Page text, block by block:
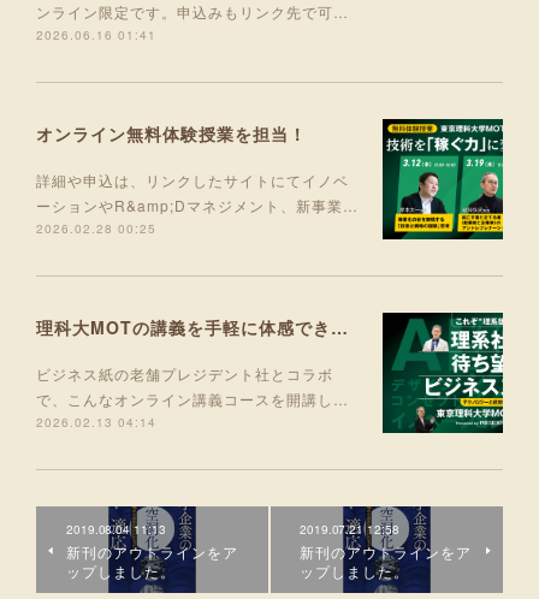
ンライン限定です。申込みもリンク先で可…
2026.06.16 01:41
オンライン無料体験授業を担当！
詳細や申込は、リンクしたサイトにてイノベ
ーションやR&amp;Dマネジメント、新事業…
2026.02.28 00:25
理科大MOTの講義を手軽に体感できる入門コース 5月より開講！
ビジネス紙の老舗プレジデント社とコラボ
で、こんなオンライン講義コースを開講し…
2026.02.13 04:14
2019.08.04 11:13
新刊のアウトラインをア
ップしました。
2019.07.21 12:58
新刊のアウトラインをア
ップしました。